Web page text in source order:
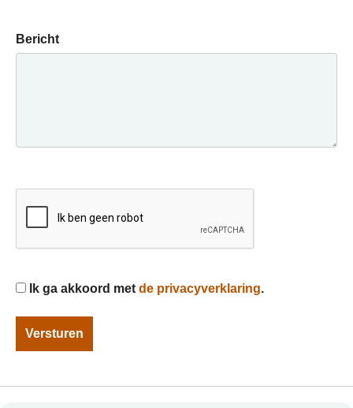
Bericht
Instemming
Ik ga akkoord metde privacyverklaring.